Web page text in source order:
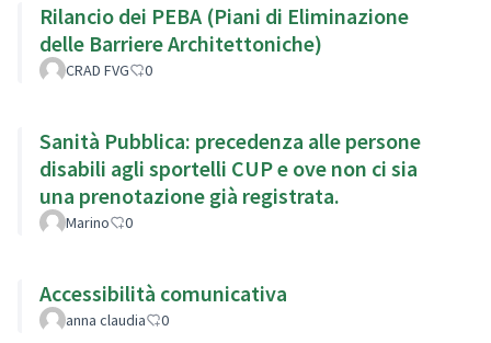
Rilancio dei PEBA (Piani di Eliminazione
delle Barriere Architettoniche)
CRAD FVG 0
Sanità Pubblica: precedenza alle persone
disabili agli sportelli CUP e ove non ci sia
una prenotazione già registrata.
Marino 0
Accessibilità comunicativa
anna claudia 0